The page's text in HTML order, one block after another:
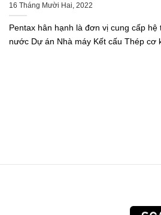
16 Tháng Mười Hai, 2022
Pentax hân hạnh là đơn vị cung cấp
nước Dự án Nhà máy Kết cấu Thép cơ